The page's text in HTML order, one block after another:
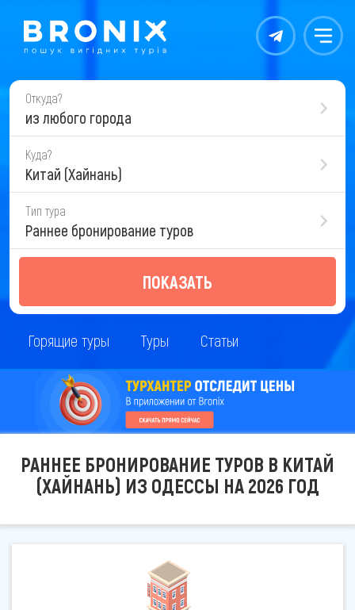
Контакты Меню
Откуда?
из любого города
Куда?
Китай (Хайнань)
Тип тура
Раннее бронирование туров
ПОКАЗАТЬ
Горящие туры Туры Статьи
РАННЕЕ БРОНИРОВАНИЕ ТУРОВ В КИТАЙ
(ХАЙНАНЬ) ИЗ ОДЕССЫ НА 2026 ГОД